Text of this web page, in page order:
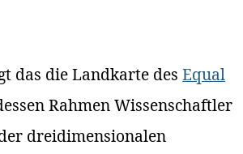
das die Landkarte desEqual
Rahmen Wissenschaftler
dreidimensionalen